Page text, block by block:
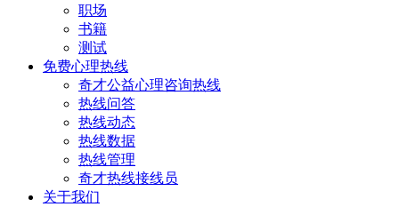
职场
书籍
测试
免费心理热线
奇才公益心理咨询热线
热线问答
热线动态
热线数据
热线管理
奇才热线接线员
关于我们